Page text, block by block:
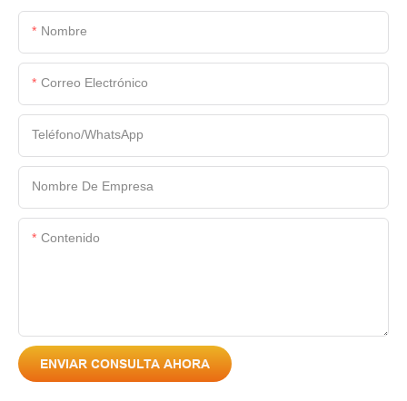
Nombre
Correo Electrónico
Teléfono/WhatsApp
Nombre De Empresa
Contenido
ENVIAR CONSULTA AHORA